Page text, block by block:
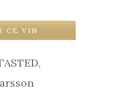
CE VIN